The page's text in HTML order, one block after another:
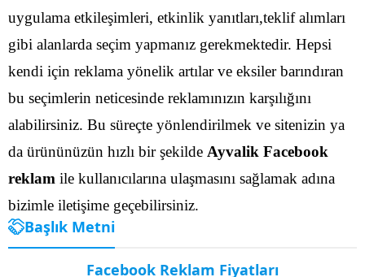
uygulama etkileşimleri, etkinlik yanıtları,teklif alımları
gibi alanlarda seçim yapmanız gerekmektedir. Hepsi
kendi için reklama yönelik artılar ve eksiler barındıran
bu seçimlerin neticesinde reklamınızın karşılığını
alabilirsiniz. Bu süreçte yönlendirilmek ve sitenizin ya
da ürününüzün hızlı bir şekilde Ayvalik Facebook
reklam ile kullanıcılarına ulaşmasını sağlamak adına
bizimle iletişime geçebilirsiniz.
Başlık Metni
Facebook Reklam Fiyatları